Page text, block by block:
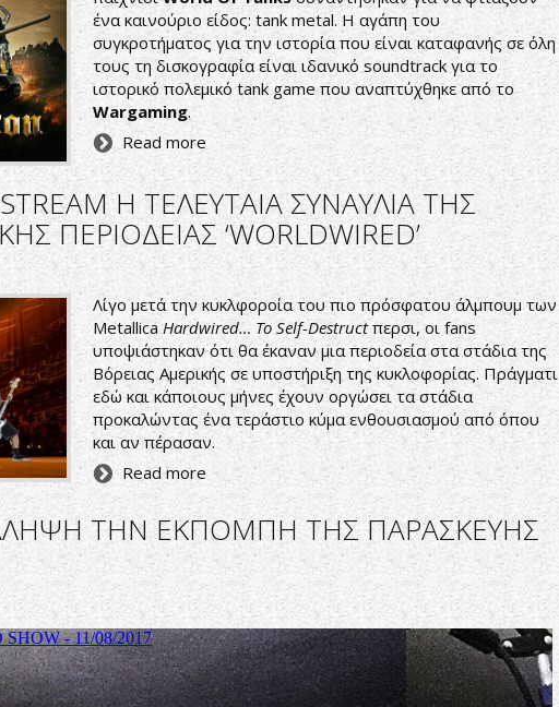
ένα καινούριο είδος: tank metal. Η αγάπη του
συγκροτήματος για την ιστορία που είναι καταφανής σε όλη
τους τη δισκογραφία είναι ιδανικό soundtrack για το
ιστορικό πολεμικό tank game που αναπτύχθηκε από το
Wargaming.
Read more
Η ΤΕΛΕΥΤΑΙΑ ΣΥΝΑΥΛΙΑ ΤΗΣ
ΠΕΡΙΟΔΕΙΑΣ ‘WORLDWIRED’
Λίγο μετά την κυκλφοροία του πιο πρόσφατου άλμπουμ των
Metallica Hardwired… To Self-Destructπερσι, οι fans
υποψιάστηκαν ότι θα έκαναν μια περιοδεία στα στάδια της
Βόρειας Αμερικής σε υποστήριξη της κυκλοφορίας. Πράγματι
εδώ και κάποιους μήνες έχουν οργώσει τα στάδια
προκαλώντας ένα τεράστιο κύμα ενθουσιασμού από όπου
και αν πέρασαν.
Read more
ΤΗΝ ΕΚΠΟΜΠΗ ΤΗΣ ΠΑΡΑΣΚΕΥΗΣ